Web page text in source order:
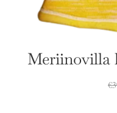
Meriinovilla
€